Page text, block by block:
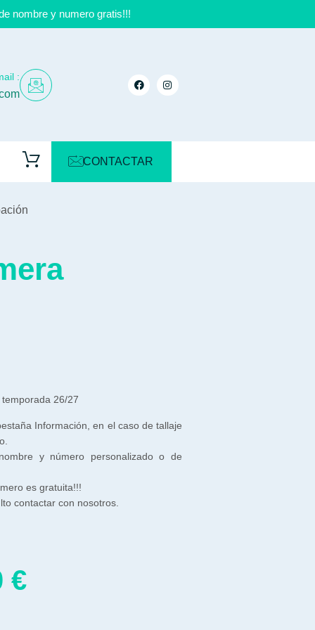
nombre y numero gratis!!!
:
CONTACTAR
26/27
Información, en el caso de tallaje
y número personalizado o de
es gratuita!!!
contactar con nosotros.
€